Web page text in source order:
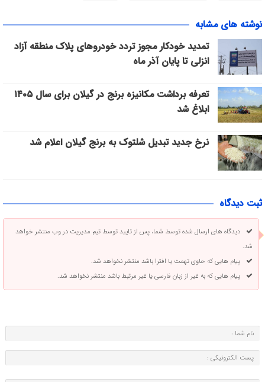
نوشته های مشابه
تمدید خودکار مجوز تردد خودروهای پلاک منطقه آزاد
انزلی تا پایان آذر ماه
تعرفه برداشت مکانیزه برنج در گیلان برای سال ۱۴۰۵
ابلاغ شد
نرخ جدید تبدیل شلتوک به برنج گیلان اعلام شد
ثبت دیدگاه
دیدگاه های ارسال شده توسط شما، پس از تایید توسط تیم مدیریت در وب منتشر خواهد
شد.
پیام هایی که حاوی تهمت یا افترا باشد منتشر نخواهد شد.
پیام هایی که به غیر از زبان فارسی یا غیر مرتبط باشد منتشر نخواهد شد.